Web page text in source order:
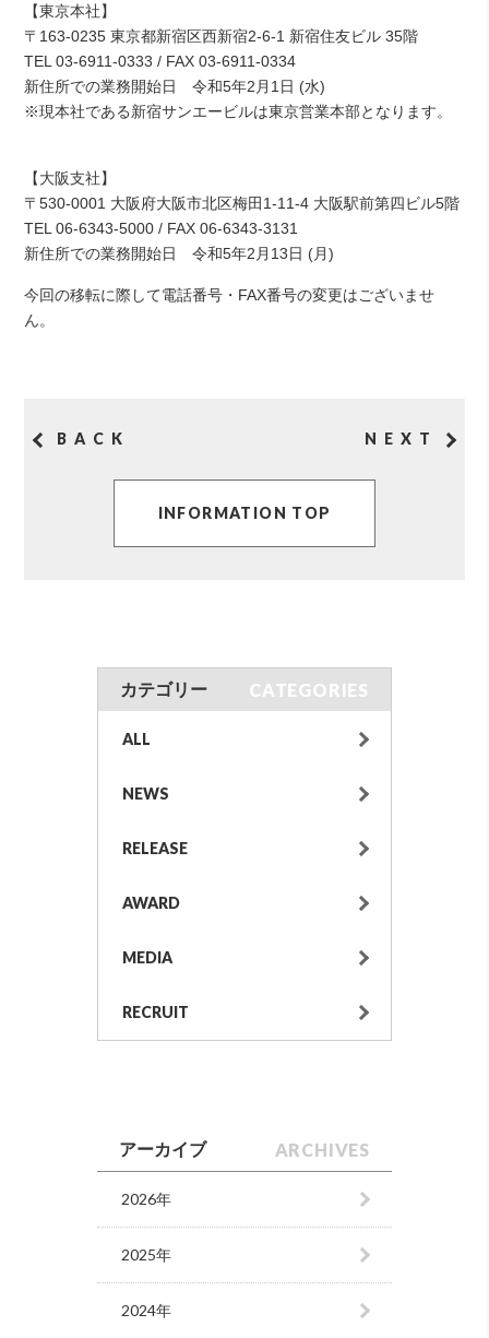
【東京本社】
〒163-0235 東京都新宿区西新宿2-6-1 新宿住友ビル 35階
TEL 03-6911-0333 / FAX 03-6911-0334
新住所での業務開始日 令和5年2月1日 (水)
※現本社である新宿サンエービルは東京営業本部となります。
【大阪支社】
〒530-0001 大阪府大阪市北区梅田1-11-4 大阪駅前第四ビル5階
TEL 06-6343-5000 / FAX 06-6343-3131
新住所での業務開始日 令和5年2月13日 (月)
今回の移転に際して電話番号・FAX番号の変更はございませ
ん。
BACK NEXT
INFORMATION TOP
カテゴリー CATEGORIES
ALL
NEWS
RELEASE
AWARD
MEDIA
RECRUIT
アーカイブ ARCHIVES
2026年
2025年
2024年